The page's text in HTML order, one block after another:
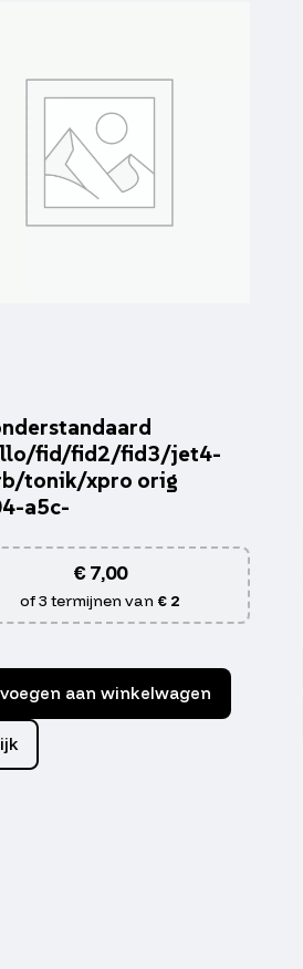
fid/fid2/fid3/jet4-
tonik/xpro orig
a5c-
€7,00
of 3 termijnen van € 2
aan winkelwagen